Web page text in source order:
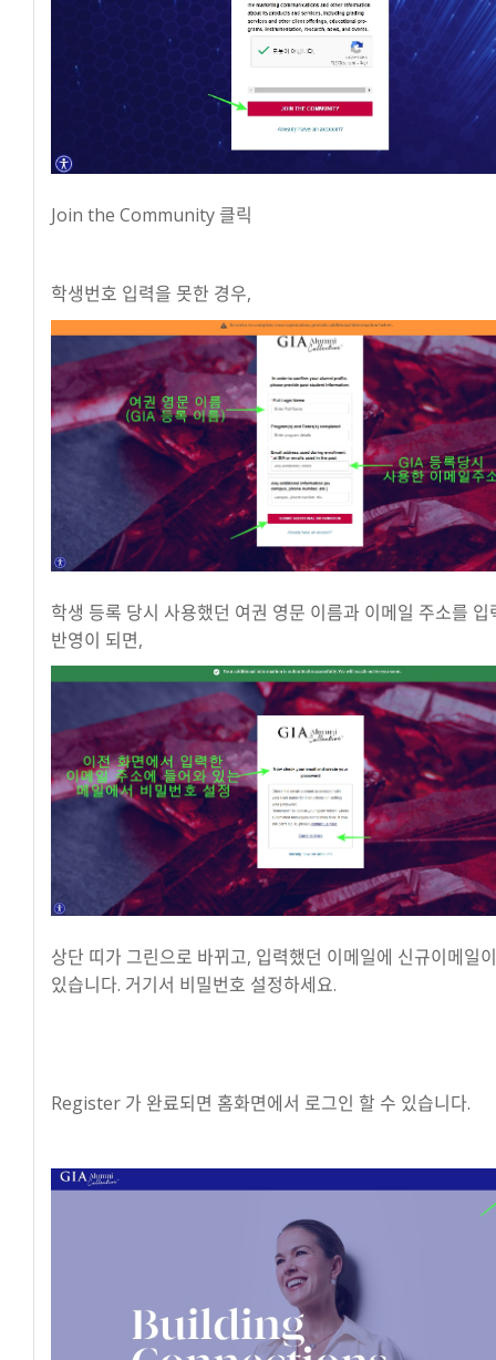
Join the Community 클릭
학생번호 입력을 못한 경우,
학생 등록 당시 사용했던 여권 영문 이름과 이메일 주소를 입
반영이 되면,
상단 띠가 그린으로 바뀌고, 입력했던 이메일에 신규이메일
있습니다. 거기서 비밀번호 설정하세요.
Register 가 완료되면 홈화면에서 로그인 할 수 있습니다.